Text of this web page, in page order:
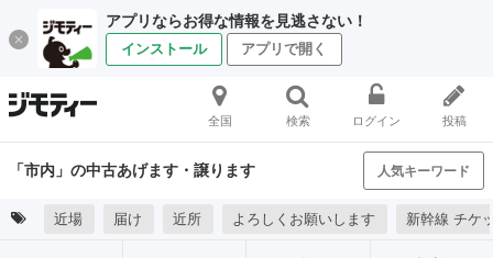
アプリならお得な情報を見逃さない！
インストール アプリで開く
全国 検索 ログイン 投稿
「市内」の中古あげます・譲ります 人気キーワード
近場 届け 近所 よろしくお願いします 新幹線 チケ